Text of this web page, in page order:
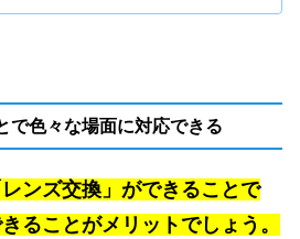
で色々な場面に対応できる
ンズ交換」ができることで
ることがメリットでしょう。